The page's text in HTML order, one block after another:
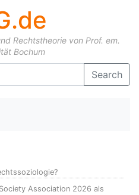
Rechtstheorie von Prof. em.
Bochum
Search
Association 2026 als